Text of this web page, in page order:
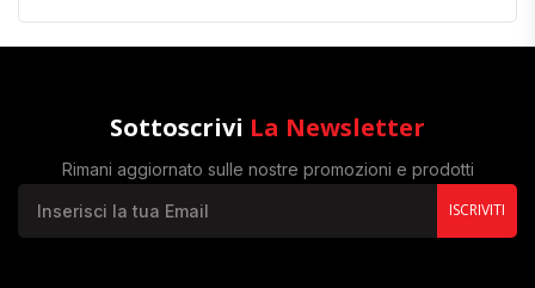
Sottoscrivi La Newsletter
Rimani aggiornato sulle nostre promozioni e prodotti
ISCRIVITI